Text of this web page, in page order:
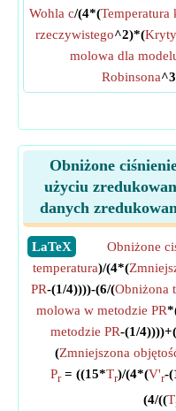
Wohla c/(4*(Temperatura
rzeczywistego^2)*(
molowa dla
Robinsona
Obniżone
użyciu
danych
​LaTeX Obniżone
temperatura)/(4*(
PR-(1/4))))-(6/(Obniżona
molowa w metodzie PR
metodzie PR-(1/
(Zmniejszona
Pr= ((15*Tr)/(4*(V'r-
(4/((T